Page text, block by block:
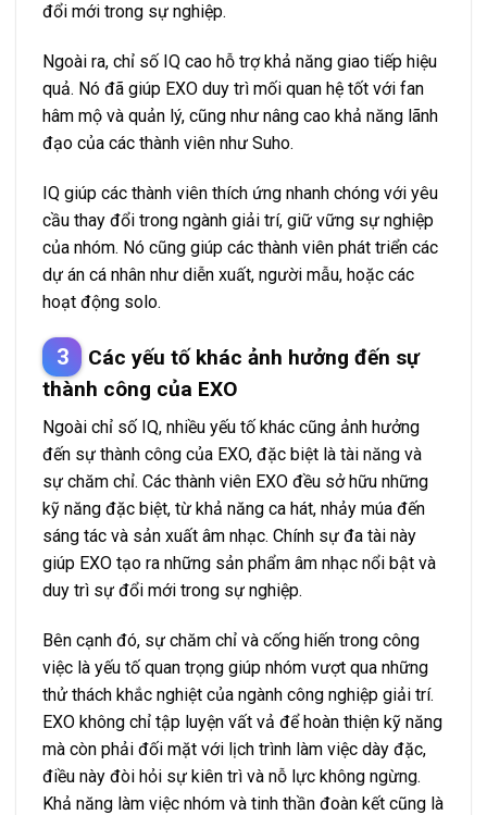
đổi mới trong sự nghiệp.
Ngoài ra, chỉ số IQ cao hỗ trợ khả năng giao tiếp hiệu
quả. Nó đã giúp EXO duy trì mối quan hệ tốt với fan
hâm mộ và quản lý, cũng như nâng cao khả năng lãnh
đạo của các thành viên như Suho.
IQ giúp các thành viên thích ứng nhanh chóng với yêu
cầu thay đổi trong ngành giải trí, giữ vững sự nghiệp
của nhóm. Nó cũng giúp các thành viên phát triển các
dự án cá nhân như diễn xuất, người mẫu, hoặc các
hoạt động solo.
Các yếu tố khác ảnh hưởng đến sự
thành công của EXO
Ngoài chỉ số IQ, nhiều yếu tố khác cũng ảnh hưởng
đến sự thành công của EXO, đặc biệt là tài năng và
sự chăm chỉ. Các thành viên EXO đều sở hữu những
kỹ năng đặc biệt, từ khả năng ca hát, nhảy múa đến
sáng tác và sản xuất âm nhạc. Chính sự đa tài này
giúp EXO tạo ra những sản phẩm âm nhạc nổi bật và
duy trì sự đổi mới trong sự nghiệp.
Bên cạnh đó, sự chăm chỉ và cống hiến trong công
việc là yếu tố quan trọng giúp nhóm vượt qua những
thử thách khắc nghiệt của ngành công nghiệp giải trí.
EXO không chỉ tập luyện vất vả để hoàn thiện kỹ năng
mà còn phải đối mặt với lịch trình làm việc dày đặc,
điều này đòi hỏi sự kiên trì và nỗ lực không ngừng.
Khả năng làm việc nhóm và tinh thần đoàn kết cũng là